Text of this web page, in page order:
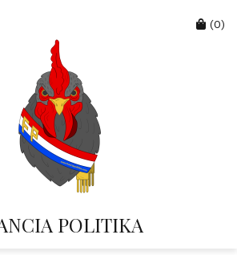
POLITIKA
Cart
(0)